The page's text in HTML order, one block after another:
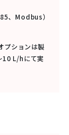
、Modbus）
ションは製
10 L/hにて実